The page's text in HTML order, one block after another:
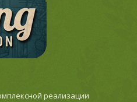
реализации